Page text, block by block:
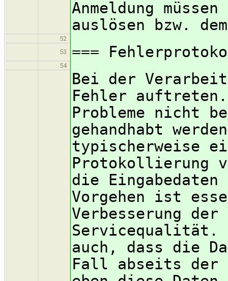
Anmeldung
auslösen bzw.
52
53
===
54
Bei der
Fehler
Probleme nicht
gehandhabt
typischerweise
Protokollierung
die
Vorgehen ist
Verbesserung
Servicequalität.
auch, dass die
Fall abseits der